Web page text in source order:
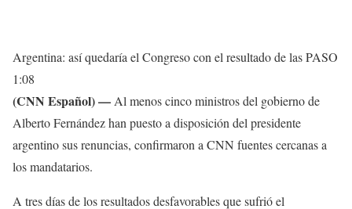
Argentina: así quedaría el Congreso con el resultado de las PASO
1:08
(CNN Español) — Al menos cinco ministros del gobierno de
Alberto Fernández han puesto a disposición del presidente
argentino sus renuncias, confirmaron a CNN fuentes cercanas a
los mandatarios.
A tres días de los resultados desfavorables que sufrió el